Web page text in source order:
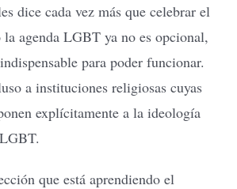
dice cada vez más que celebrar el
agenda LGBT ya no es opcional,
para poder funcionar.
a instituciones religiosas cuyas
explícitamente a la ideología
que está aprendiendo el